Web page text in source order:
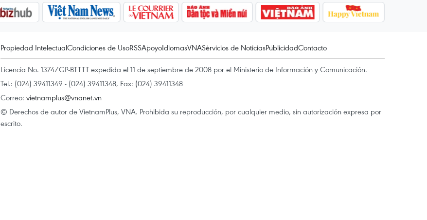
Propiedad IntelectualCondiciones de UsoRSSApoyoIdiomasVNAServicios de NoticiasPublicidadContacto
Licencia No. 1374/GP-BTTTT expedida el 11 de septiembre de 2008 por el Ministerio de Información y Comunicación.
Tel.: (024) 39411349 - (024) 39411348, Fax: (024) 39411348
Correo: vietnamplus@vnanet.vn
© Derechos de autor de VietnamPlus, VNA. Prohibida su reproducción, por cualquier medio, sin autorización expresa por
escrito.